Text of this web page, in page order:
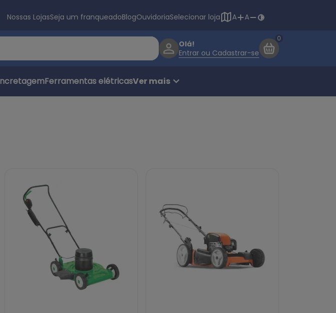
Nossas LojasSeja um franqueadoBlogOuvidoriaSelecionar loja A A
Olá!
Entrar ou Cadastrar-se
Ferramentas elétricasVer mais